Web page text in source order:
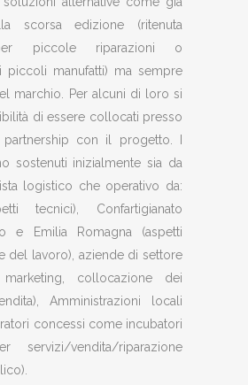
scorsa edizione (ritenuta
piccole riparazioni o
piccoli manufatti) ma sempre
marchio. Per alcuni di loro si
di essere collocati presso
con il progetto. I
sostenuti inizialmente sia da
logistico che operativo da:
tecnici), Confartigianato
e Emilia Romagna (aspetti
del lavoro), aziende di settore
collocazione dei
Amministrazioni locali
concessi come incubatori
servizi/vendita/riparazione